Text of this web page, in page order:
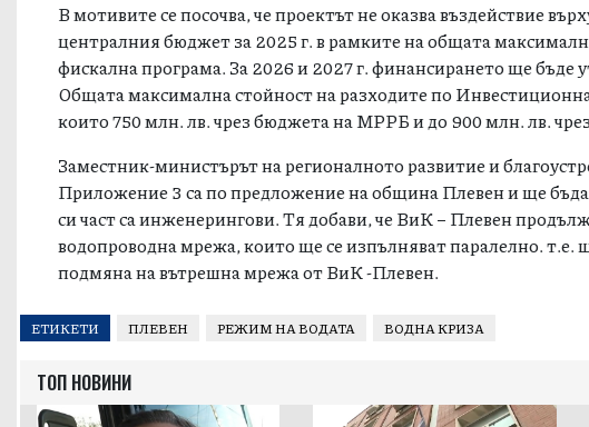
В мотивите се посочва, че проектът не оказва въздействие
централния бюджет за 2025 г. в рамките на общата
фискална програма. За 2026 и 2027 г. финансирането ще
Общата максимална стойност на разходите по
които 750 млн. лв. чрез бюджета на МРРБ и до 900 млн. лв.
Заместник-министърът на регионалното развитие и
Приложение 3 са по предложение на общинаПлевени ще
си част са инженерингови. Тя добави, че ВиК – Плевен
водопроводна мрежа, които ще се изпълняват паралелно. т.е.
подмяна на вътрешна мрежа от ВиК -Плевен.
ЕТИКЕТИ ПЛЕВЕН РЕЖИМ НА ВОДАТА ВОДНА КРИЗА
ТОП НОВИНИ